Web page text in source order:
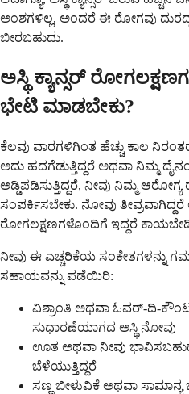
ಅಂಶಗಳಿಲ್ಲ, ಅಂದರೆ ಈ ರೋಗವು
ಬೀರಬಹುದು.
ಅಸ್ಥಿ ಕ್ಯಾನ್ಸರ್
ಭೇಟಿ ಮಾಡಬೇಕು?
ಕೆಲವು ವಾರಗಳಿಗಿಂತ ಹೆಚ್ಚು ಕಾಲ
ಅದು ಹದಗೆಡುತ್ತಿದ್ದರೆ ಅಥವಾ ನಿಮ್ಮ
ಅಡ್ಡಿಪಡಿಸುತ್ತಿದ್ದರೆ, ನೀವು ನಿಮ್ಮ ಆರೋಗ್ಯ
ಸಂಪರ್ಕಿಸಬೇಕು. ನೋವು
ರೋಗಲಕ್ಷಣಗಳೊಂದಿಗೆ ಇದ್ದರೆ
ನೀವು ಈ ಎಚ್ಚರಿಕೆಯ ಸಂಕೇತಗಳನ್ನು
ಸಹಾಯವನ್ನು ಪಡೆಯಿರಿ:
ವಿಶ್ರಾಂತಿ ಅಥವಾ ಓವರ್-ದಿ-
ಸುಧಾರಣೆಯಾಗದ ಅಸ್ಥಿ ನೋವು
ಊತ ಅಥವಾ ನೀವು
ಬೆಳೆಯುತ್ತಿದ್ದರೆ
ಸಣ್ಣ ಬೀಳುವಿಕೆ ಅಥವಾ